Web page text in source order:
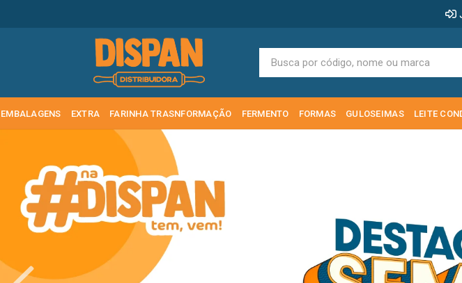
EMBALAGENS EXTRA FARINHA TRASNFORMAÇÃO FERMENTO FORMAS GULOSEIMAS LEITE